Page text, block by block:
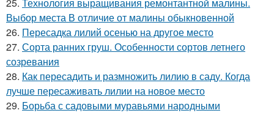
Выбор места В отличие от малины обыкновенной
26. Пересадка лилий осенью на другое место
27. Сорта ранних груш. Особенности сортов летнего
созревания
28. Как пересадить и размножить лилию в саду. Когда
лучше пересаживать лилии на новое место
29. Борьба с садовыми муравьями народными